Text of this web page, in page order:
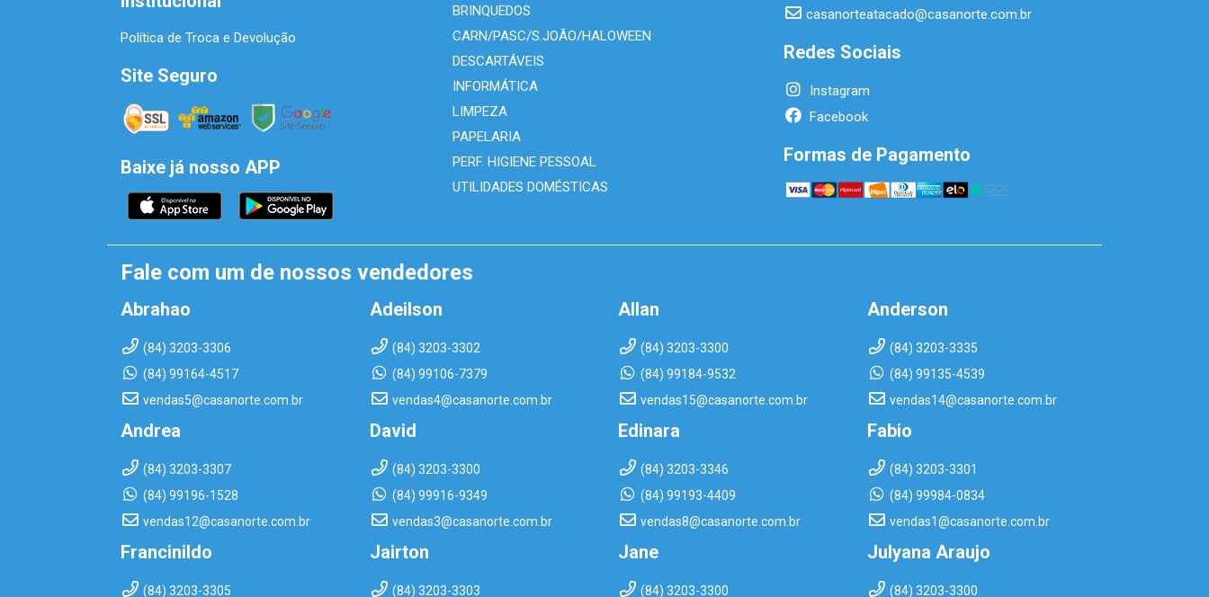
Política de Troca e Devolução
Site Seguro
Baixe já nosso APP
BRINQUEDOS
CARN/PASC/S.JOÃO/HALOWEEN
DESCARTÁVEIS
INFORMÁTICA
LIMPEZA
PAPELARIA
PERF. HIGIENE PESSOAL
UTILIDADES DOMÉSTICAS
casanorteatacado@casanorte.com.br
Redes Sociais
Instagram
Facebook
Formas de Pagamento
Fale com um de nossos vendedores
Abrahao
(84) 3203-3306
(84) 99164-4517
vendas5@casanorte.com.br
Adeilson
(84) 3203-3302
(84) 99106-7379
vendas4@casanorte.com.br
Allan
(84) 3203-3300
(84) 99184-9532
vendas15@casanorte.com.br
Anderson
(84) 3203-3335
(84) 99135-4539
vendas14@casanorte.com.br
Andrea
(84) 3203-3307
(84) 99196-1528
vendas12@casanorte.com.br
David
(84) 3203-3300
(84) 99916-9349
vendas3@casanorte.com.br
Edinara
(84) 3203-3346
(84) 99193-4409
vendas8@casanorte.com.br
Fabio
(84) 3203-3301
(84) 99984-0834
vendas1@casanorte.com.br
Francinildo
(84) 3203-3305
Jairton
(84) 3203-3303
Jane
(84) 3203-3300
Julyana Araujo
(84) 3203-3300